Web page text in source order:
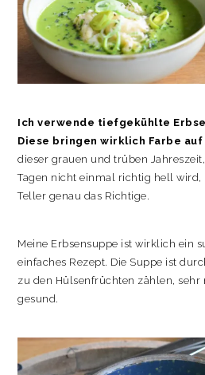
Ich verwende tiefgekühlte
Diese bringen wirklich Farbe
dieser grauen und trüben
Tagen nicht einmal richtig hell
Teller genau das Richtige.
Meine Erbsensuppe ist wirklich ein
einfaches Rezept. Die Suppe ist
zu den Hülsenfrüchten zählen, sehr
gesund.